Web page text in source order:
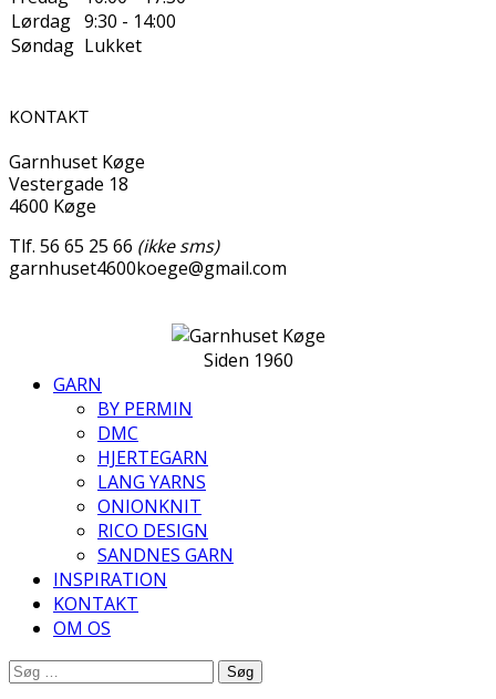
Lørdag 9:30 - 14:00
Søndag Lukket
KONTAKT
Garnhuset Køge
Vestergade 18
4600 Køge
Tlf. 56 65 25 66 (ikke sms)
garnhuset4600koege@gmail.com
Siden 1960
GARN
BY PERMIN
DMC
HJERTEGARN
LANG YARNS
ONIONKNIT
RICO DESIGN
SANDNES GARN
INSPIRATION
KONTAKT
OM OS
Søg